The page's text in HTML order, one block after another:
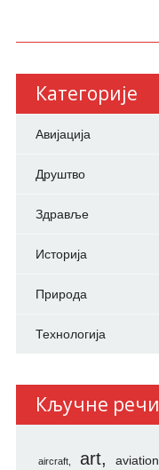
Категорије
Авијација
Друштво
Здравље
Историја
Природа
Технологија
Кључне речи
aircraft art aviation